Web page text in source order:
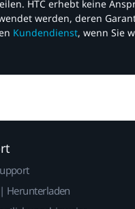
HTC erhebt keine
werden, deren
Kundendienst, wenn Sie
Herunterladen